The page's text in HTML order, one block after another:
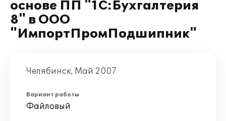
основе ПП "1С:Бухгалтерия
8" в ООО
"ИмпортПромПодшипник"
Челябинск, Май 2007
Вариант работы
Файловый